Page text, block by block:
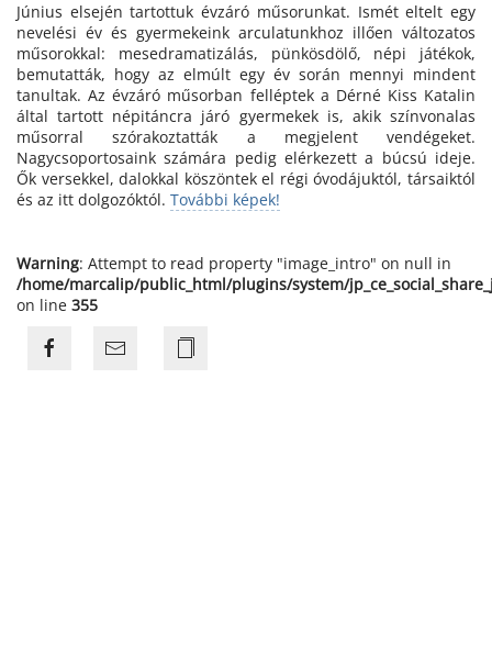
Június elsején tartottuk évzáró műsorunkat. Ismét eltelt egy
nevelési év és gyermekeink arculatunkhoz illően változatos
műsorokkal: mesedramatizálás, pünkösdölő, népi játékok,
bemutatták, hogy az elmúlt egy év során mennyi mindent
tanultak. Az évzáró műsorban felléptek a Dérné Kiss Katalin
által tartott népitáncra járó gyermekek is, akik színvonalas
műsorral szórakoztatták a megjelent vendégeket.
Nagycsoportosaink számára pedig elérkezett a búcsú ideje.
Ők versekkel, dalokkal köszöntek el régi óvodájuktól, társaiktól
és az itt dolgozóktól. További képek!
Warning: Attempt to read property "image_intro" on null in
/home/marcalip/public_html/plugins/system/
on line 355